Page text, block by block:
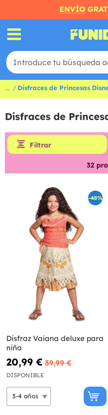
ENVÍO
... Disfraces de Princesas
Disfraces de
Filtrar
32
-48%
Disfraz Vaiana deluxe para
niña
20,99 € 39,99 €
DISPONIBLE